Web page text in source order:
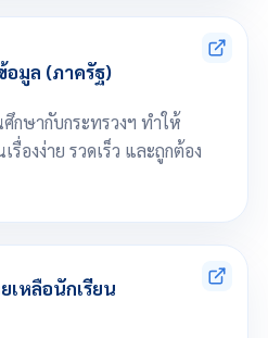
ะแนน
ำวิชา
เรียน
วิชา
ะแนน
อมูล (ภาครัฐ)
กษากับกระทรวงฯ ทำให้
รื่องง่าย รวดเร็ว และถูกต้อง
(ภาครัฐ) เช่น School MIS, REGIS, PVIS
ส่งออกข้อมูลตามวันที่อนุมัติจบ
ยนที่ต้องการ เช่น นักเรียนที่กำลังศึกษา
าแล้ว และนักเรียนที่ไม่สำเร็จการศึกษา
เหลือนักเรียน